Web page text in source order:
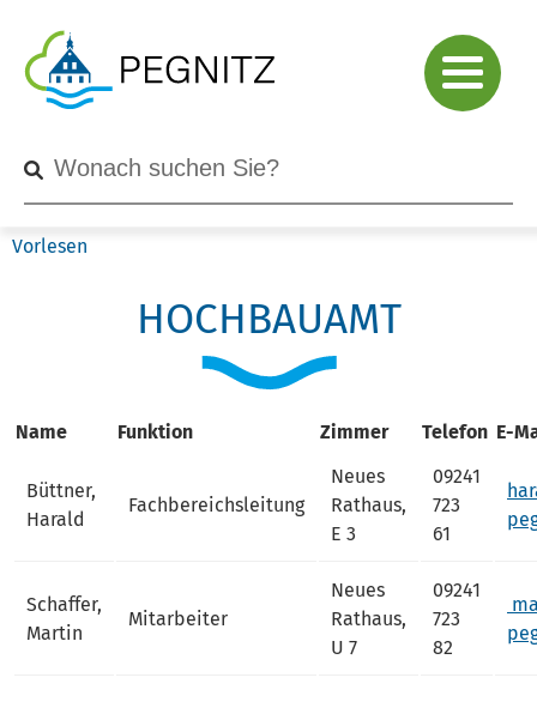
Vorlesen
HOCHBAUAMT
Name Funktion Zimmer Telefon E-
Büttner,
Harald
Fachbereichsleitung
Neues
Rathaus,
E 3
09241
723
61
Schaffer,
Martin
Mitarbeiter
Neues
Rathaus,
U 7
09241
723
82